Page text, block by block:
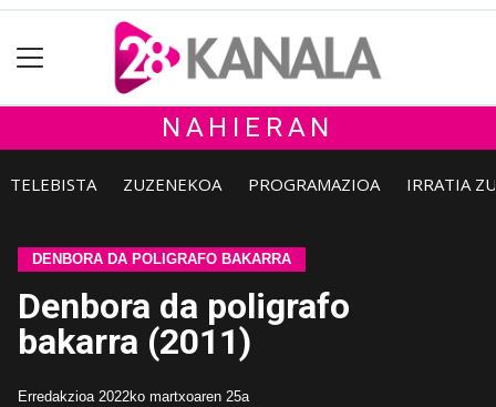
NAHIERAN
TELEBISTA ZUZENEKOA PROGRAMAZIOA IRRATIA
DENBORA DA POLIGRAFO BAKARRA
Denbora da poligrafo
bakarra (2011)
Erredakzioa 2022ko martxoaren 25a